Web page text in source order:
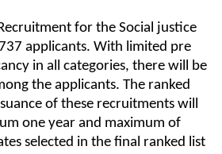
for the Social justice
applicants. With limited pre
in all categories, there will be
the applicants. The ranked
of these recruitments will
one year and maximum of
selected in the final ranked list